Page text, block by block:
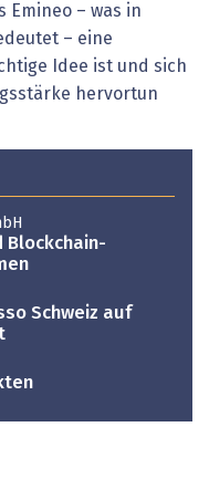
Emineo – was in
– eine
Idee ist und sich
hervortun
Blockchain-
Schweiz auf